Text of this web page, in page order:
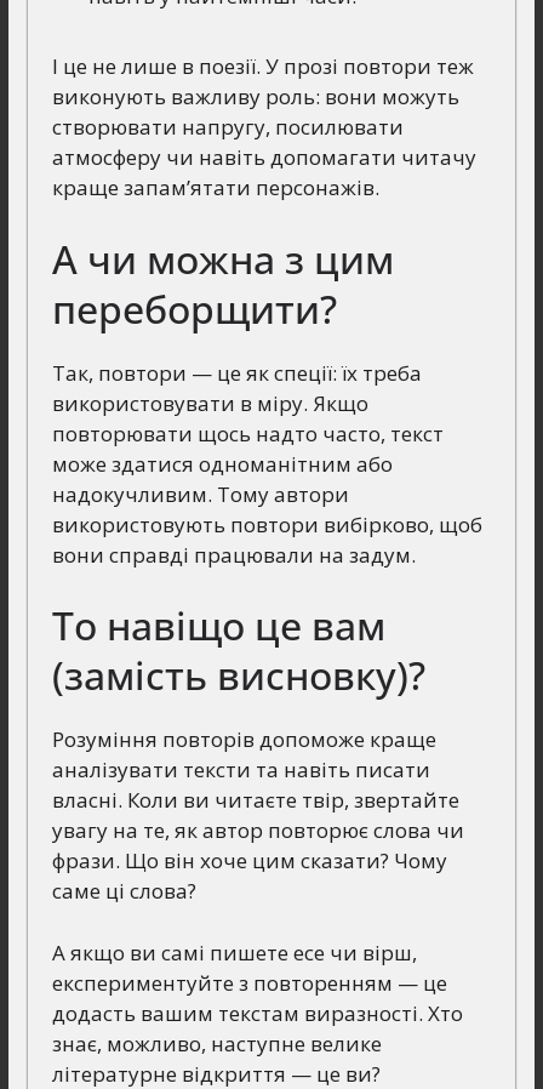
І це не лише в поезії. У прозі повтори теж
виконують важливу роль: вони можуть
створювати напругу, посилювати
атмосферу чи навіть допомагати читачу
краще запам’ятати персонажів.
А чи можна з цим
переборщити?
Так, повтори — це як спеції: їх треба
використовувати в міру. Якщо
повторювати щось надто часто, текст
може здатися одноманітним або
надокучливим. Тому автори
використовують повтори вибірково, щоб
вони справді працювали на задум.
То навіщо це вам
(замість висновку)?
Розуміння повторів допоможе краще
аналізувати тексти та навіть писати
власні. Коли ви читаєте твір, звертайте
увагу на те, як автор повторює слова чи
фрази. Що він хоче цим сказати? Чому
саме ці слова?
А якщо ви самі пишете есе чи вірш,
експериментуйте з повторенням — це
додасть вашим текстам виразності. Хто
знає, можливо, наступне велике
літературне відкриття — це ви?